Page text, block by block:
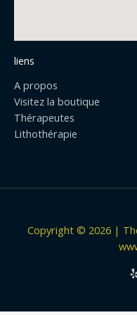
liens
A propos
Visitez la boutique
Thérapeutes
Lithothérapie
Copyright © 2026 |